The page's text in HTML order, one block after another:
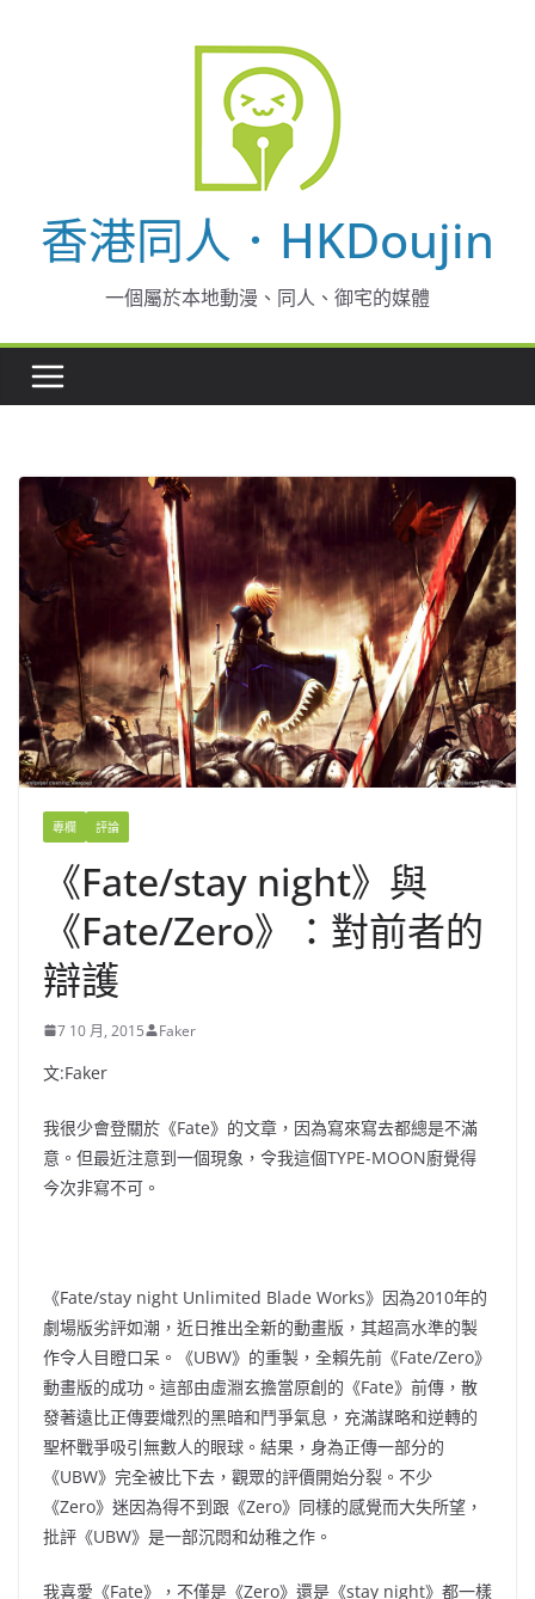
香港同人．HKDoujin
一個屬於本地動漫、同人、御宅的媒體
專欄 評論
《Fate/stay night》與
《Fate/Zero》：對前者的
辯護
7 10 月, 2015 Faker
文:Faker
我很少會登關於《Fate》的文章，因為寫來寫去都總是不滿
意。但最近注意到一個現象，令我這個TYPE-MOON廚覺得
今次非寫不可。
《Fate/stay night Unlimited Blade Works》因為2010年的
劇場版劣評如潮，近日推出全新的動畫版，其超高水準的製
作令人目瞪口呆。《UBW》的重製，全賴先前《Fate/Zero》
動畫版的成功。這部由虛淵玄擔當原創的《Fate》前傳，散
發著遠比正傳要熾烈的黑暗和鬥爭氣息，充滿謀略和逆轉的
聖杯戰爭吸引無數人的眼球。結果，身為正傳一部分的
《UBW》完全被比下去，觀眾的評價開始分裂。不少
《Zero》迷因為得不到跟《Zero》同樣的感覺而大失所望，
批評《UBW》是一部沉悶和幼稚之作。
我喜愛《Fate》，不僅是《Zero》還是《stay night》都一樣